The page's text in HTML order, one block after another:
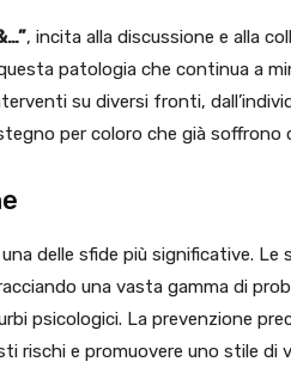
, incita alla discussione e alla
patologia che continua a
su diversi fronti,
per coloro che già soffrono
delle sfide più significative. Le
una vasta gamma di
psicologici. La prevenzione
rischi e promuovere uno stile di